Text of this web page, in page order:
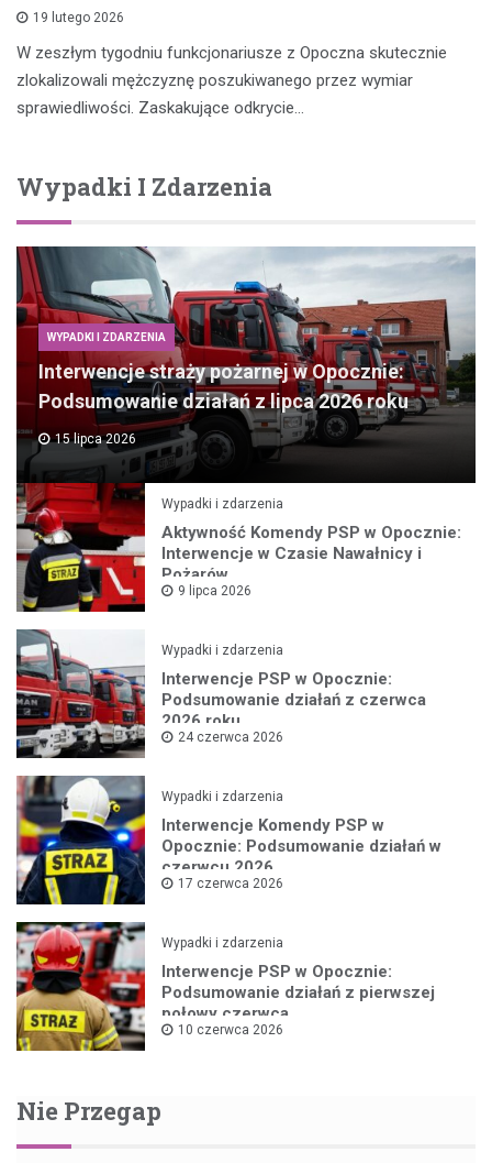
19 lutego 2026
W zeszłym tygodniu funkcjonariusze z Opoczna skutecznie
zlokalizowali mężczyznę poszukiwanego przez wymiar
sprawiedliwości. Zaskakujące odkrycie…
Wypadki I Zdarzenia
WYPADKI I ZDARZENIA
Interwencje straży pożarnej w Opocznie:
Podsumowanie działań z lipca 2026 roku
15 lipca 2026
Wypadki i zdarzenia
Aktywność Komendy PSP w Opocznie:
Interwencje w Czasie Nawałnicy i
Pożarów
9 lipca 2026
Wypadki i zdarzenia
Interwencje PSP w Opocznie:
Podsumowanie działań z czerwca
2026 roku
24 czerwca 2026
Wypadki i zdarzenia
Interwencje Komendy PSP w
Opocznie: Podsumowanie działań w
czerwcu 2026
17 czerwca 2026
Wypadki i zdarzenia
Interwencje PSP w Opocznie:
Podsumowanie działań z pierwszej
połowy czerwca
10 czerwca 2026
Nie Przegap